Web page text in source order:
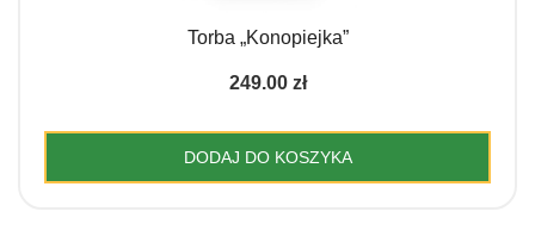
Torba „Konopiejka”
249.00 zł
DODAJ DO KOSZYKA